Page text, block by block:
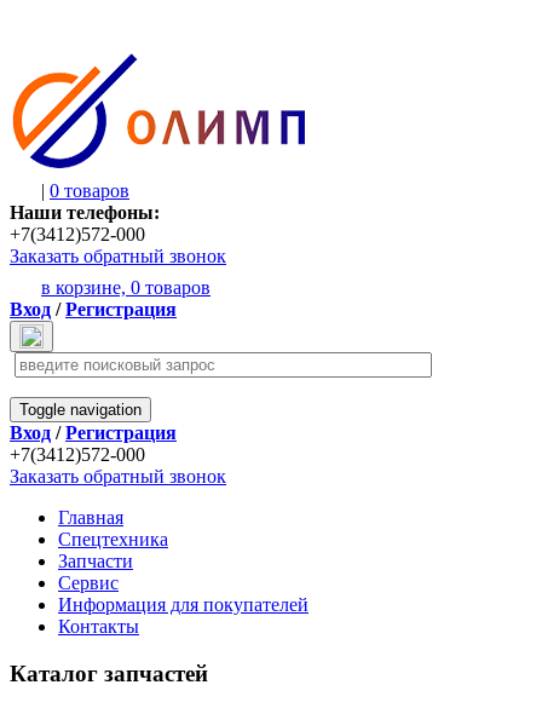
| 0 товаров
Наши телефоны:
+7(3412)572-000
Заказать обратный звонок
в корзине, 0 товаров
Вход /Регистрация
Toggle navigation
Вход /Регистрация
+7(3412)572-000
Заказать обратный звонок
Главная
Спецтехника
Запчасти
Сервис
Информация для покупателей
Контакты
Каталог запчастей